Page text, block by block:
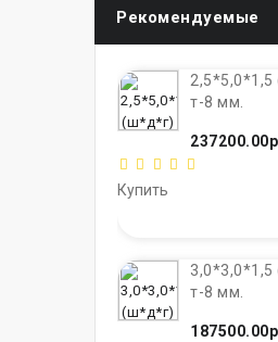
Рекомендуемые
т-8 мм.
Купить
т-8 мм.